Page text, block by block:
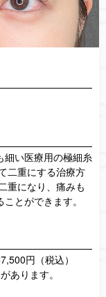
細い医療用の極細糸
二重にする治療方
重になり、痛みも
とができます。
円（税込）
あります。